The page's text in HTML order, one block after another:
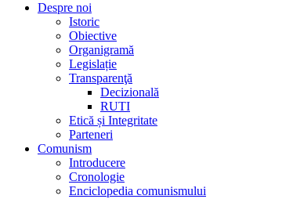
Despre noi
Istoric
Obiective
Organigramă
Legislație
Transparenţă
Decizională
RUTI
Etică și Integritate
Parteneri
Comunism
Introducere
Cronologie
Enciclopedia comunismului